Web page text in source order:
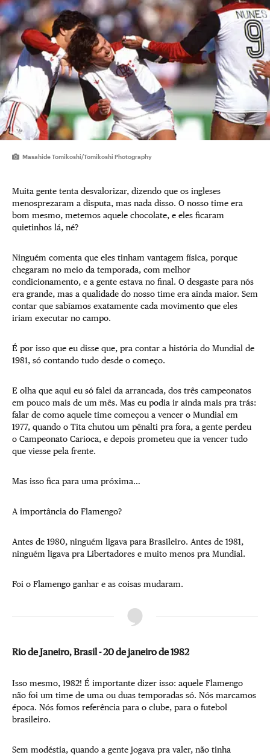
Masahide Tomikoshi/Tomikoshi Photography
Muita gente tenta desvalorizar, dizendo que os ingleses
menosprezaram a disputa, mas nada disso. O nosso time era
bom mesmo, metemos aquele chocolate, e eles ficaram
quietinhos lá, né?
Ninguém comenta que eles tinham vantagem física, porque
chegaram no meio da temporada, com melhor
condicionamento, e a gente estava no final. O desgaste para nós
era grande, mas a qualidade do nosso time era ainda maior. Sem
contar que sabíamos exatamente cada movimento que eles
iriam executar no campo.
É por isso que eu disse que, pra contar a história do Mundial de
1981, só contando tudo desde o começo.
E olha que aqui eu só falei da arrancada, dos três campeonatos
em pouco mais de um mês. Mas eu podia ir ainda mais pra trás:
falar de como aquele time começou a vencer o Mundial em
1977, quando o Tita chutou um pênalti pra fora, a gente perdeu
o Campeonato Carioca, e depois prometeu que ia vencer tudo
que viesse pela frente.
Mas isso fica para uma próxima…
A importância do Flamengo?
Antes de 1980, ninguém ligava para Brasileiro. Antes de 1981,
ninguém ligava pra Libertadores e muito menos pra Mundial.
Foi o Flamengo ganhar e as coisas mudaram.
Rio de Janeiro, Brasil - 20 de janeiro de 1982
Isso mesmo, 1982! É importante dizer isso: aquele Flamengo
não foi um time de uma ou duas temporadas só. Nós marcamos
época. Nós fomos referência para o clube, para o futebol
brasileiro.
Sem modéstia, quando a gente jogava pra valer, não tinha